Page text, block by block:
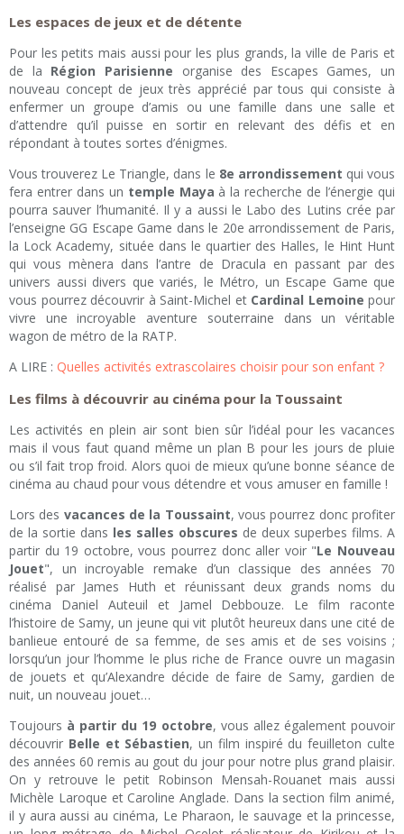
Les espaces de jeux et de détente
Pour les petits mais aussi pour les plus grands, la ville de Paris et
de la Région Parisienne organise des Escapes Games, un
nouveau concept de jeux très apprécié par tous qui consiste à
enfermer un groupe d’amis ou une famille dans une salle et
d’attendre qu’il puisse en sortir en relevant des défis et en
répondant à toutes sortes d’énigmes.
Vous trouverez Le Triangle, dans le 8e arrondissement qui vous
fera entrer dans un temple Maya à la recherche de l’énergie qui
pourra sauver l’humanité. Il y a aussi le Labo des Lutins crée par
l’enseigne GG Escape Game dans le 20e arrondissement de Paris,
la Lock Academy, située dans le quartier des Halles, le Hint Hunt
qui vous mènera dans l’antre de Dracula en passant par des
univers aussi divers que variés, le Métro, un Escape Game que
vous pourrez découvrir à Saint-Michel et Cardinal Lemoine pour
vivre une incroyable aventure souterraine dans un véritable
wagon de métro de la RATP.
A LIRE : Quelles activités extrascolaires choisir pour son enfant ?
Les films à découvrir au cinéma pour la Toussaint
Les activités en plein air sont bien sûr l’idéal pour les vacances
mais il vous faut quand même un plan B pour les jours de pluie
ou s’il fait trop froid. Alors quoi de mieux qu’une bonne séance de
cinéma au chaud pour vous détendre et vous amuser en famille !
Lors des vacances de la Toussaint, vous pourrez donc profiter
de la sortie dans les salles obscures de deux superbes films. A
partir du 19 octobre, vous pourrez donc aller voir "Le Nouveau
Jouet", un incroyable remake d’un classique des années 70
réalisé par James Huth et réunissant deux grands noms du
cinéma Daniel Auteuil et Jamel Debbouze. Le film raconte
l’histoire de Samy, un jeune qui vit plutôt heureux dans une cité de
banlieue entouré de sa femme, de ses amis et de ses voisins ;
lorsqu’un jour l’homme le plus riche de France ouvre un magasin
de jouets et qu’Alexandre décide de faire de Samy, gardien de
nuit, un nouveau jouet…
Toujours à partir du 19 octobre, vous allez également pouvoir
découvrir Belle et Sébastien, un film inspiré du feuilleton culte
des années 60 remis au gout du jour pour notre plus grand plaisir.
On y retrouve le petit Robinson Mensah-Rouanet mais aussi
Michèle Laroque et Caroline Anglade. Dans la section film animé,
il y aura aussi au cinéma, Le Pharaon, le sauvage et la princesse,